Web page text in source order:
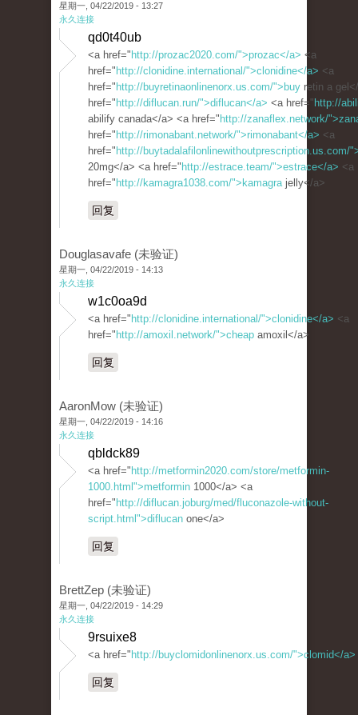
星期一, 04/22/2019 - 13:27
永久连接
qd0t40ub
<a href=" http://prozac2020.com/">prozac</a> <a
href=" http://clonidine.international/">clonidine</a> <a
href=" http://buyretinaonlinenorx.us.com/">buy retin a
href=" http://diflucan.run/">diflucan</a> <a href=" http://
abilify canada</a> <a href=" http://zanaflex.network/
href=" http://rimonabant.network/">rimonabant</a> <a
href=" http://buytadalafilonlinewithoutprescription.us.com/
20mg</a> <a href=" http://estrace.team/">estrace</a> <a
href=" http://kamagra1038.com/">kamagrajelly</a>
回复
Douglasavafe (未验证)
星期一, 04/22/2019 - 14:13
永久连接
w1c0oa9d
<a href=" http://clonidine.international/">clonidine</a> <a
href=" http://amoxil.network/">cheap amoxil</a>
回复
AaronMow (未验证)
星期一, 04/22/2019 - 14:16
永久连接
qbldck89
<a href=" http://metformin2020.com/store/metformin-
1000.html">metformin 1000</a> <a
href=" http://diflucan.joburg/med/fluconazole-without-
script.html">diflucan one</a>
回复
BrettZep (未验证)
星期一, 04/22/2019 - 14:29
永久连接
9rsuixe8
<a href=" http://buyclomidonlinenorx.us.com/">clomid</a>
回复